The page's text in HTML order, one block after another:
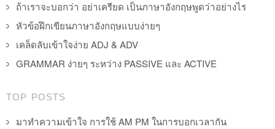
ถ้าเราจะบอกว่า อย่าเครียด เป็นภาษาอังกฤษพูดว่าอย่างไร
หัวข้อฝึกเขียนภาษาอังกฤษแบบง่ายๆ
เคล็ดลับเข้าใจง่าย ADJ & ADV
GRAMMAR ง่ายๆ ระหว่าง PASSIVE และ ACTIVE
TOP POSTS
มาทำความเข้าใจ การใช้ AM PM ในการบอกเวลากัน